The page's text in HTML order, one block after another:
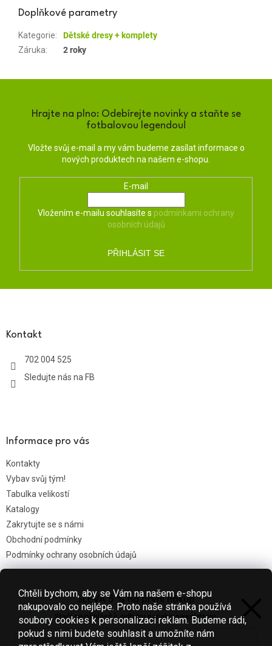
Chtěli bychom, aby se Vám na našem e-shopu
nakupovalo co nejlépe. Proto naše stránka používá
soubory cookies k personalizaci reklam. Budeme rádi,
pokud s nimi budete souhlasit a umožníte nám
Doplňkové parametry
Kategorie:
Dětské dresy + komplety
Záruka: 2 roky
Hrajte na plno: Odebírejte novinky a staňte se
fotbalovou legendou!
Vložte svůj e-mail a my vám budeme zasílat informace o
nových produktech na našem e-shopu.
E-mail
Vložením e-mailu souhlasíte s podmínkami ochrany
osobních údajů
PŘIHLÁSIT SE
Kontakt
702 004 525
Sledujte nás na FB
Informace pro vás
Kontakty
Vybav svůj tým!
Tabulka velikostí
Katalogy
Zakrytujte se s námi
Obchodní podmínky
Podmínky ochrany osobních údajů
Nákupní košík
0KS /0 KČ
SLEVA 5 % na první nákup
Stačí se přihlásit k odběru našeho newsletteru.